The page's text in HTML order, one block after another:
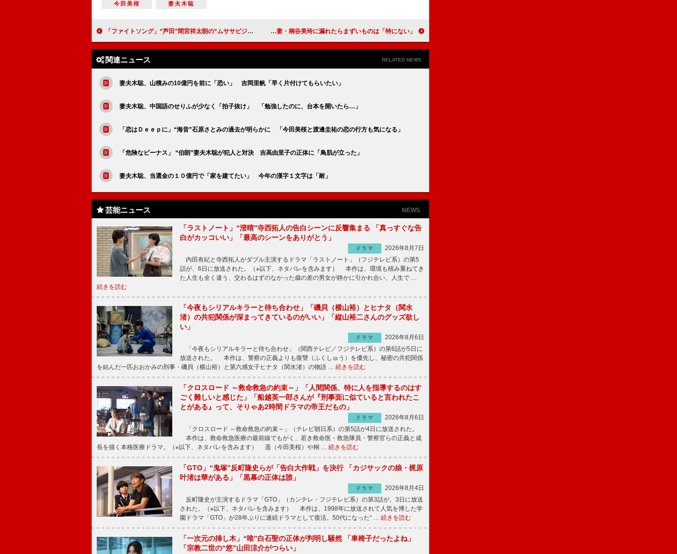
今田美桜 妻夫木聡
「ファイトソング」“芦田”間宮祥太朗の“ムササビジャンプ”に反響 「間宮くんのムササビの余韻がヤバい」「破壊力が強過ぎる」 三浦翔平、サイバーセキュリティーサービスをPR 妻・桐谷美玲に漏れたらまずいものは「特にない」
関連ニュース RELATED NEWS
妻夫木聡、山積みの10億円を前に「恐い」 吉岡里帆「早く片付けてもらいたい」
妻夫木聡、中国語のせりふが少なく「拍子抜け」 「勉強したのに、台本を開いたら…」
「恋はＤｅｅｐに」“海音”石原さとみの過去が明らかに 「今田美桜と渡邊圭祐の恋の行方も気になる」
「危険なビーナス」 “伯朗”妻夫木聡が犯人と対決 吉高由里子の正体に「鳥肌が立った」
妻夫木聡、当選金の１０億円で「家を建てたい」 今年の漢字１文字は「耐」
芸能ニュース NEWS
「ラストノート」“澄晴”寺西拓人の告白シーンに反響集まる 「真っすぐな告
白がカッコいい」「最高のシーンをありがとう」
ドラマ
2026年8月7日
内田有紀と寺西拓人がダブル主演するドラマ「ラストノート」（フジテレビ系）の第5
話が、6日に放送された。（※以下、ネタバレを含みます） 本作は、環境も積み重ねてき
た人生も全く違う、交わるはずのなかった歳の差の男女が静かに引かれ合い、人生で …
続きを読む
「今夜もシリアルキラーと待ち合わせ」「磯貝（横山裕）とヒナタ（関水
渚）の共犯関係が深まってきているのがいい」「縦山裕二さんのグッズ欲し
い」
ドラマ
2026年8月6日
「今夜もシリアルキラーと待ち合わせ」（関西テレビ／フジテレビ系）の第6話が5日に
放送された。 本作は、警察の正義よりも復讐（ふくしゅう）を優先し、秘密の共犯関係
を結んだ一匹おおかみの刑事・磯貝（横山裕）と第六感女子ヒナタ（関水渚）の物語 … 続きを読む
「クロスロード ～救命救急の約束～」「人間関係、特に人を指導するのはす
ごく難しいと感じた」「船越英一郎さんが『刑事面に似ていると言われたこ
とがある』って、そりゃあ2時間ドラマの帝王だもの」
ドラマ
2026年8月6日
「クロスロード ～救命救急の約束～」（テレビ朝日系）の第5話が4日に放送された。
本作は、救命救急医療の最前線でもがく、若き救命医・救急隊員・警察官らの正義と成
長を描く本格医療ドラマ。（※以下、ネタバレを含みます） 遥（今田美桜）や桐 … 続きを読む
「GTO」“鬼塚”反町隆史らが「告白大作戦」を決行 「カジサックの娘・梶原
叶渚は華がある」「黒幕の正体は誰」
ドラマ
2026年8月4日
反町隆史が主演するドラマ「GTO」（カンテレ・フジテレビ系）の第3話が、3日に放送
された。（※以下、ネタバレを含みます） 本作は、1998年に放送されて人気を博した学
園ドラマ「GTO」が28年ぶりに連続ドラマとして復活。50代になった“ … 続きを読む
「一次元の挿し木」“唯”白石聖の正体が判明し騒然 「車椅子だったよね」
「宗教二世の“悠”山田涼介がつらい」